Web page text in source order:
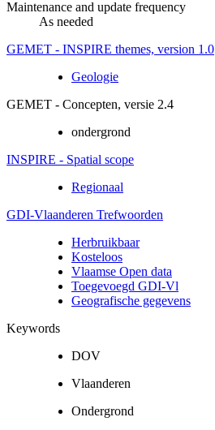
Maintenance and update frequency
As needed
GEMET - INSPIRE themes, version 1.0
Geologie
GEMET - Concepten, versie 2.4
ondergrond
INSPIRE - Spatial scope
Regionaal
GDI-Vlaanderen Trefwoorden
Herbruikbaar
Kosteloos
Vlaamse Open data
Toegevoegd GDI-Vl
Geografische gegevens
Keywords
DOV
Vlaanderen
Ondergrond